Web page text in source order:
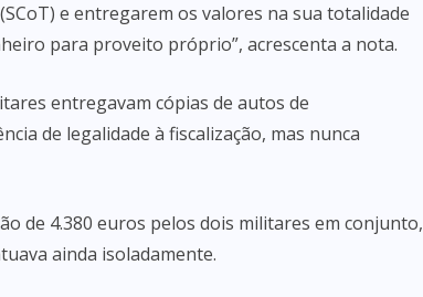
e entregarem os valores na sua totalidade
para proveito próprio”, acrescenta a nota.
entregavam cópias de autos de
de legalidade à fiscalização, mas nunca
de 4.380 euros pelos dois militares em conjunto,
ainda isoladamente.